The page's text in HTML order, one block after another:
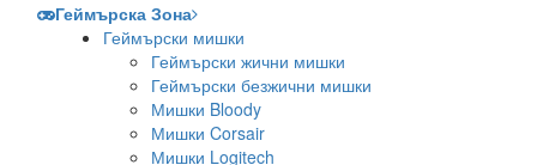
Геймърска Зона
Геймърски мишки
Геймърски жични мишки
Геймърски безжични мишки
Мишки Bloody
Мишки Corsair
Мишки Logitech